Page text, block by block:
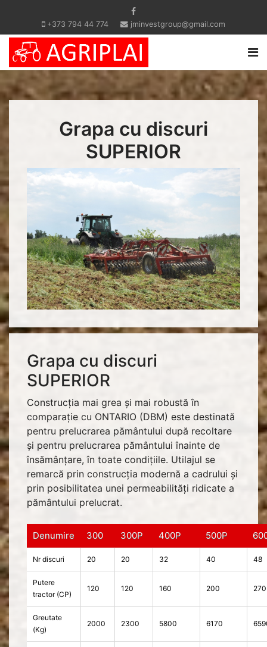
+373 794 44 774 jminvestgroup@gmail.com
Grapa cu discuri
SUPERIOR
Grapa cu discuri
SUPERIOR
Construcția mai grea și mai robustă în
comparație cu ONTARIO (DBM) este destinată
pentru prelucrarea pământului după recoltare
și pentru prelucrarea pământului înainte de
însămânţare, în toate condițiile. Utilajul se
remarcă prin construcția modernă a cadrului și
prin posibilitatea unei permeabilități ridicate a
pământului prelucrat.
Denumire 300 300P 400P 500P
Nr discuri 20 20 32 40 48
Putere
tractor (CP)
120 120 160 200 270
Greutate
(Kg)
2000 2300 5800 6170